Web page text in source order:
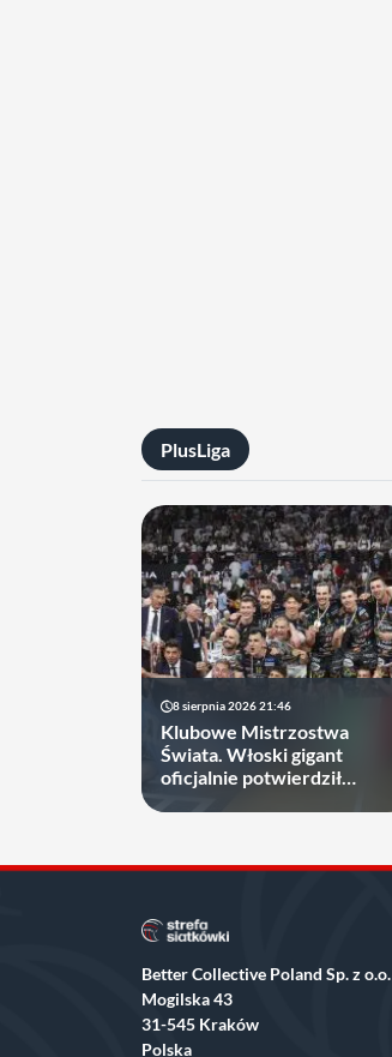
PlusLiga
8 sierpnia 2026 21:46
Klubowe Mistrzostwa
Świata. Włoski gigant
oficjalnie potwierdził
Better Collective Poland Sp. z o.o.
Mogilska 43
31-545 Kraków
Polska